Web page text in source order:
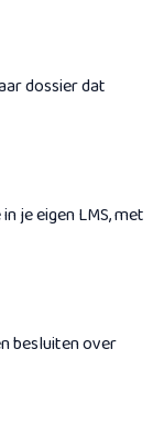
dossier dat
je eigen LMS, met
besluiten over